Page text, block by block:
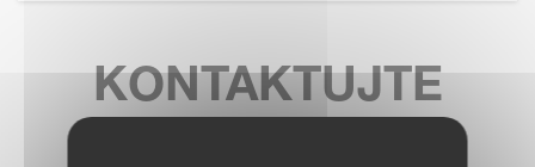
KONTAKTUJTE